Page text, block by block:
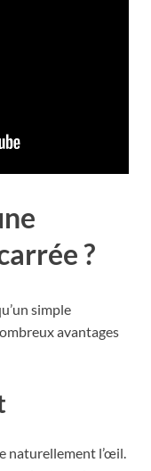
?
simple
avantages
naturellement l’œil.